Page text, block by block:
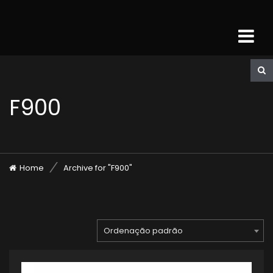
F900
Home Archive for "F900"
Ordenação padrão